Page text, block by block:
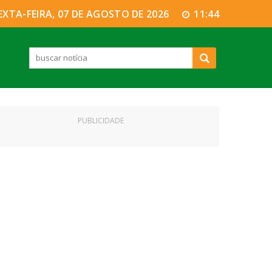
FEIRA, 07 DE AGOSTO DE 2026 11:44
PUBLICIDADE